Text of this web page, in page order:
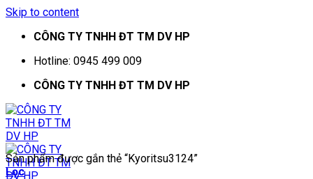
Skip to content
CÔNG TY TNHH ĐT TM DV HP
Hotline: 0945 499 009
CÔNG TY TNHH ĐT TM DV HP
Sản phẩm được gắn thẻ “Kyoritsu3124”
Lọc